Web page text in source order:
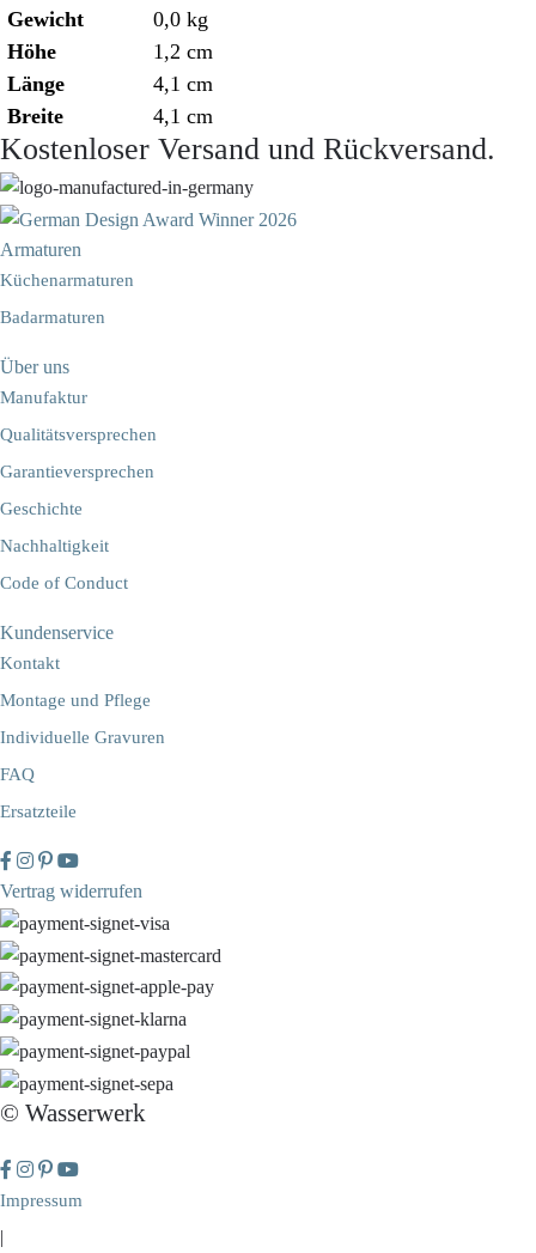
Gewicht
0,0 kg
Höhe
1,2 cm
Länge
4,1 cm
Breite
4,1 cm
Kostenloser Versand und Rückversand.
Armaturen
Küchenarmaturen
Badarmaturen
Über uns
Manufaktur
Qualitätsversprechen
Garantieversprechen
Geschichte
Nachhaltigkeit
Code of Conduct
Kundenservice
Kontakt
Montage und Pflege
Individuelle Gravuren
FAQ
Ersatzteile
Vertrag widerrufen
© Wasserwerk
Impressum
|